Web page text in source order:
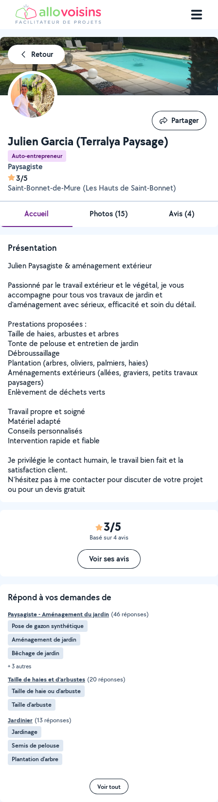
Retour
Julien Garcia (Terralya Paysage)
Auto-entrepreneur
Paysagiste
3/5
Saint-Bonnet-de-Mure (Les Hauts de Saint-Bonnet)
Partager
Partager
Accueil Photos (15) Avis (4)
Présentation
Julien Paysagiste & aménagement extérieur
Passionné par le travail extérieur et le végétal, je vous
accompagne pour tous vos travaux de jardin et
d'aménagement avec sérieux, efficacité et soin du détail.
Prestations proposées :
Taille de haies, arbustes et arbres
Tonte de pelouse et entretien de jardin
Débroussaillage
Plantation (arbres, oliviers, palmiers, haies)
Aménagements extérieurs (allées, graviers, petits travaux
paysagers)
Enlèvement de déchets verts
Travail propre et soigné
Matériel adapté
Conseils personnalisés
Intervention rapide et fiable
Je privilégie le contact humain, le travail bien fait et la
satisfaction client.
N'hésitez pas à me contacter pour discuter de votre projet
ou pour un devis gratuit
3/5
Basé sur 4 avis
Voir ses avis
Répond à vos demandes de
Paysagiste - Aménagement du jardin (46 réponses)
Pose de gazon synthétique
Aménagement de jardin
Bêchage de jardin
+ 3 autres
Taille de haies et d'arbustes (20 réponses)
Taille de haie ou d'arbuste
Taille d'arbuste
Jardinier (13 réponses)
Jardinage
Semis de pelouse
Plantation d'arbre
Voir tout